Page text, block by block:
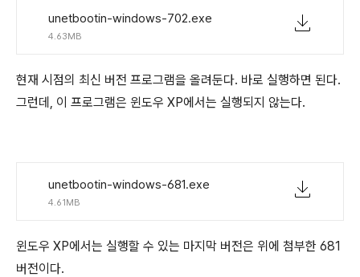
unetbootin-windows-702.exe
4.63MB
현재 시점의 최신 버전 프로그램을 올려둔다. 바로 실행하면 된다.
그런데, 이 프로그램은 윈도우 XP에서는 실행되지 않는다.
unetbootin-windows-681.exe
4.61MB
윈도우 XP에서는 실행할 수 있는 마지막 버전은 위에 첨부한 681
버전이다.